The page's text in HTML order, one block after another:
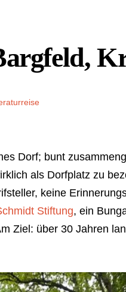
Dorf; bunt
als Dorfplatz zu
keine
Stiftung, ein
Ziel: über 30 Jahren